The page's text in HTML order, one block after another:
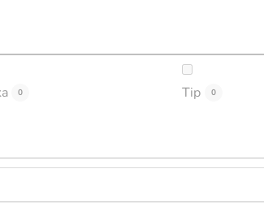
0 Tip 0